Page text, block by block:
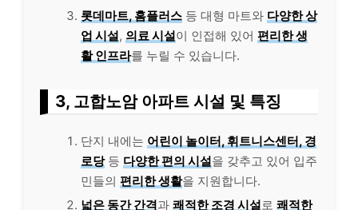
롯데마트, 홈플러스 등 대형 마트와 다양한 상
업 시설, 의료 시설이 인접해 있어 편리한 생
활 인프라를 누릴 수 있습니다.
3, 고합노암 아파트 시설 및 특징
단지 내에는 어린이 놀이터, 휘트니스센터, 경
로당등 다양한 편의 시설을 갖추고 있어 입주
민들의 편리한 생활을 지원합니다.
넓은 동간 간격과 쾌적한 조경 시설로 쾌적한